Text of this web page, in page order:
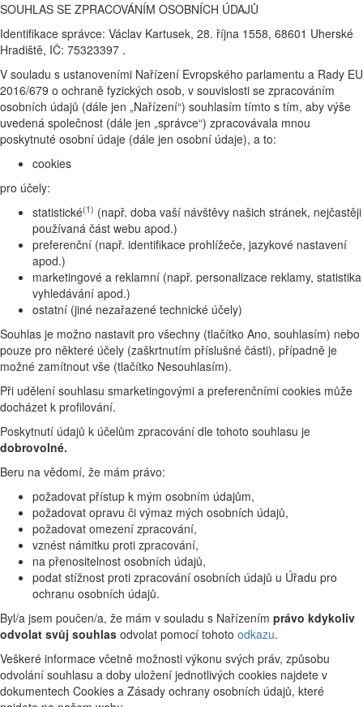
SOUHLAS SE ZPRACOVÁNÍM OSOBNÍCH ÚDAJŮ
Identifikace správce: Václav Kartusek, 28. října 1558, 68601 Uherské
Hradiště, IČ: 75323397 .
V souladu s ustanoveními Nařízení Evropského parlamentu a Rady EU
2016/679 o ochraně fyzických osob, v souvislosti se zpracováním
osobních údajů (dále jen „Nařízení“) souhlasím tímto s tím, aby výše
uvedená společnost (dále jen „správce“) zpracovávala mnou
poskytnuté osobní údaje (dále jen osobní údaje), a to:
cookies
pro účely:
statistické(1) (např. doba vaší návštěvy našich stránek, nejčastěji
používaná část webu apod.)
preferenční (např. identifikace prohlížeče, jazykové nastavení
apod.)
marketingové a reklamní (např. personalizace reklamy, statistika
vyhledávání apod.)
ostatní (jiné nezařazené technické účely)
Souhlas je možno nastavit pro všechny (tlačítko Ano, souhlasím) nebo
pouze pro některé účely (zaškrtnutím příslušné části), případně je
možné zamítnout vše (tlačítko Nesouhlasím).
Při udělení souhlasu smarketingovými a preferenčními cookies může
docházet k profilování.
Poskytnutí údajů k účelům zpracování dle tohoto souhlasu je
dobrovolné.
Beru na vědomí, že mám právo:
požadovat přístup k mým osobním údajům,
požadovat opravu či výmaz mých osobních údajů,
požadovat omezení zpracování,
vznést námitku proti zpracování,
na přenositelnost osobních údajů,
podat stížnost proti zpracování osobních údajů u Úřadu pro
ochranu osobních údajů.
Byl/a jsem poučen/a, že mám v souladu s Nařízením právo kdykoliv
odvolat svůj souhlas odvolat pomocí tohoto odkazu.
Veškeré informace včetně možnosti výkonu svých práv, způsobu
odvolání souhlasu a doby uložení jednotlivých cookies najdete v
dokumentech Cookies a Zásady ochrany osobních údajů, které